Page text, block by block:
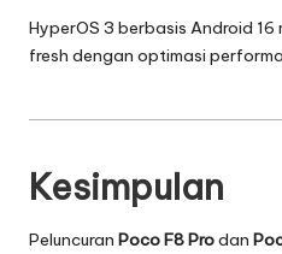
HyperOS 3 berbasis Android
fresh dengan optimasi
Kesimpulan
Peluncuran Poco F8 Prodan